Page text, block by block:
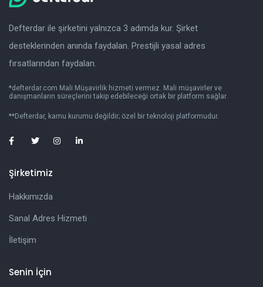
Defterdar ile şirketini yalnızca 3 adımda kur. Şirket
desteklerinden anında faydalan. Prestijli yasal adres
fırsatlarından faydalan.
*defterdar.com Mali Müşavirlik hizmeti vermez. Mali müşavirler ve
danışmanların süreçlerini takip edebileceği ortak bir platform sağlar.
**Defterdar, kamu kurumu değildir; özel bir teknoloji platformudur.
Şirketimiz
Hakkımızda
Sanal Adres Hizmeti
İletişim
Senin İçin